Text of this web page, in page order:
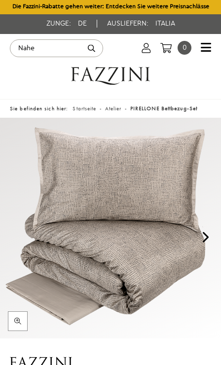
Die Fazzini-Rabatte gehen weiter: Entdecken Sie weitere Preisnachlässe
ZUNGE: DE AUSLIEFERN: ITALIA
0
Sie befinden sich hier: Startseite Atelier PIRELLONE Bettbezug-Set